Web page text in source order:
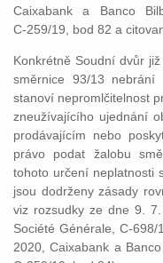
Caixabank a Banco
C‑259/19, bod 82 a
Konkrétně Soudní dvůr
směrnice 93/13
stanoví nepromlčitelnost
zneužívajícího ujednání
prodávajícím nebo
právo podat žalobu
tohoto určení neplatnosti
jsou dodrženy zásady
viz rozsudky ze dne 9.
Société Générale,
2020, Caixabank a